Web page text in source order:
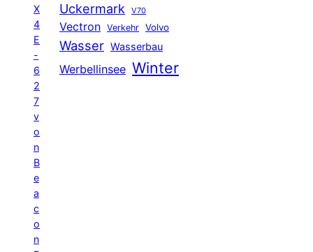
X
4
E
-
6
2
7
v
o
n
B
e
a
c
o
n
Uckermark V70
Vectron Verkehr Volvo
Wasser Wasserbau
Werbellinsee Winter